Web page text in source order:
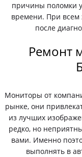
причины поломки
времени. При всем
после
Ремонт
Мониторы от
рынке, они
из лучших
редко, но
вами. Именно
выполнять в